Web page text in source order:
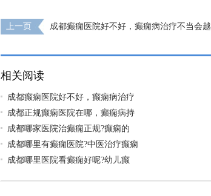
上一页
成都癫痫医院好不好，癫痫病治疗不当会越
相关阅读
成都癫痫医院好不好，癫痫病治疗
成都正规癫痫医院在哪，癫痫病持
​成都哪家医院治癫痫正规?癫痫的
成都哪里有癫痫医院?中医治疗癫痫
​成都哪里医院看癫痫好呢?幼儿癫